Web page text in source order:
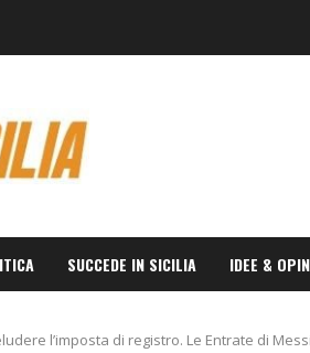
SUCCEDE IN SICILIA IDEE &
l’imposta di registro. Le Entrate di